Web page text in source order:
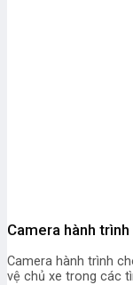
Camera hành trình
Camera hành trình
vệ chủ xe trong các